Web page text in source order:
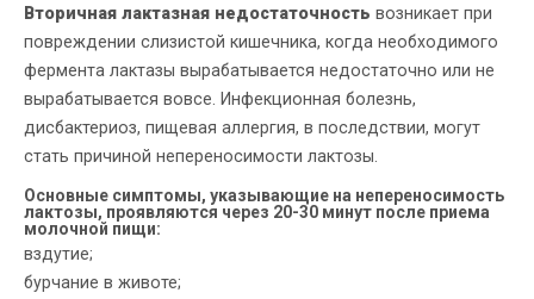
Вторичная лактазная недостаточность возникает при
повреждении слизистой кишечника, когда необходимого
фермента лактазы вырабатывается недостаточно или не
вырабатывается вовсе. Инфекционная болезнь,
дисбактериоз, пищевая аллергия, в последствии, могут
стать причиной непереносимости лактозы.
Основные симптомы, указывающие на непереносимость
лактозы, проявляются через 20-30 минут после приема
молочной пищи:
вздутие;
бурчание в животе;